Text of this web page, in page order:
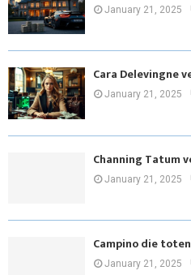
January 21, 2025
Cara Delevingne
January 21, 2025
Channing Tatum
January 21, 2025
Campino die
January 21, 2025